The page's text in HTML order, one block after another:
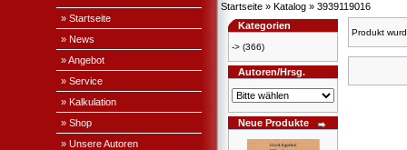
» Startseite
» News
» Angebot
» Service
» Kalkulation
» Shop
» Unsere Autoren
Startseite » Katalog » 3939119016
Kategorien
-> (366)
Autoren/Hrsg.
Neue Produkte
Produkt